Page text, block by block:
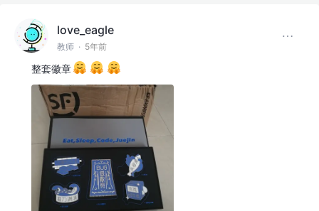
love_eagle
教师 · 5年前
整套徽章